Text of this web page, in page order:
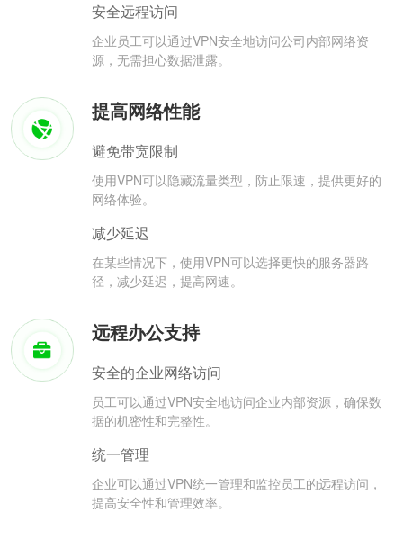
安全远程访问
企业员工可以通过VPN安全地访问公司内部网络资
源，无需担心数据泄露。
提高网络性能
避免带宽限制
使用VPN可以隐藏流量类型，防止限速，提供更好的
网络体验。
减少延迟
在某些情况下，使用VPN可以选择更快的服务器路
径，减少延迟，提高网速。
远程办公支持
安全的企业网络访问
员工可以通过VPN安全地访问企业内部资源，确保数
据的机密性和完整性。
统一管理
企业可以通过VPN统一管理和监控员工的远程访问，
提高安全性和管理效率。